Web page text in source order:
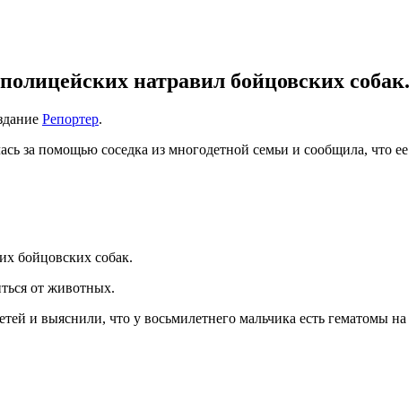
натравил бойцовских собак.
Репортер.
за помощью соседка из многодетной семьи и сообщила, что ее
бойцовских собак.
от животных.
и выяснили, что у восьмилетнего мальчика есть гематомы на